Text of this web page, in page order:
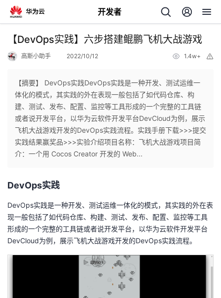
开发者
返
个
人
页
我
开
发
者
【DevOps实践】六步搭建鲲鹏飞机大战游戏
高斯小助手 2022/10/12 1.4w+
【摘要】 DevOps实践DevOps实践是一种开发、测试运维一
体化的模式，其实践的外在表现一般包括了如代码仓库、构
建、测试、发布、配置、监控等工具形成的一个完整的工具链
或者说开发平台，以华为云软件开发平台DevCloud为例，展示
飞机大战游戏开发的DevOps实践流程。实践手册下载>>>提交
实践结果赢奖品>>>实验介绍项目名称：飞机大战游戏项目简
介：一个用 Cocos Creator 开发的 Web...
DevOps实践
DevOps实践是一种开发、测试运维一体化的模式，其实践的外在表
现一般包括了如代码仓库、构建、测试、发布、配置、监控等工具
形成的一个完整的工具链或者说开发平台，以华为云软件开发平台
DevCloud为例，展示飞机大战游戏开发的DevOps实践流程。